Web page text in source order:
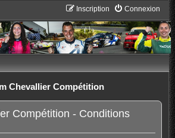
Connexion
Inscription
Chevallier Compétition
Compétition - Conditions